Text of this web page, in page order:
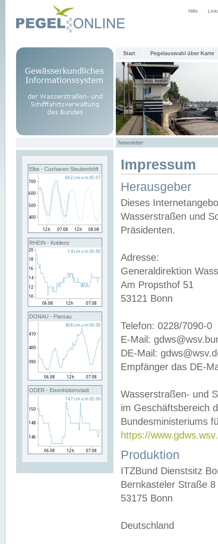
Hilfe
Start Pegelauswahl über Karte
Newsletter
Elbe - Cuxhaven Steubenhöft
RHEIN - Koblenz
DONAU - Passau
ODER - Eisenhüttenstadt
Impressum
Herausgeber
Dieses
Wasserstraßen und
Präsidenten.
Adresse:
Generaldirektion
Am Propsthof 51
53121 Bonn
Telefon: 0228/7090-0
E-Mail:
DE-Mail:
Empfänger das DE-
Wasserstraßen- und
im Geschäftsbereich
Bundesministeriums
https://
Produktion
ITZBund Dienstsitz
Bernkasteler Straße 8
53175 Bonn
Deutschland